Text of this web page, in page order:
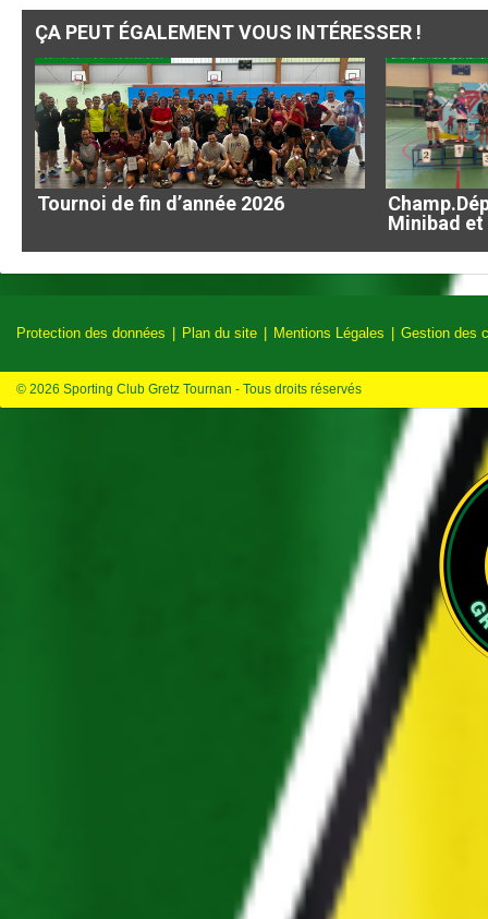
ÇA PEUT ÉGALEMENT VOUS INTÉRESSER !
Tournoi de fin d’année 2026
Minibad et
Protection des données Plan du site Mentions Légales Gestion des
© 2026 Sporting Club Gretz Tournan - Tous droits réservés